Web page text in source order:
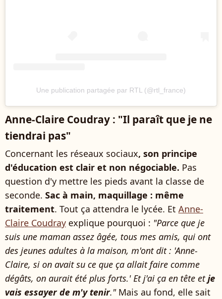
Une publication partagée par RTL (@rtl_france)
Anne-Claire Coudray : "Il paraît que je ne
tiendrai pas"
Concernant les réseaux sociaux, son principe
d'éducation est clair et non négociable. Pas
question d'y mettre les pieds avant la classe de
seconde. Sac à main, maquillage : même
traitement. Tout ça attendra le lycée. Et Anne-
Claire Coudray explique pourquoi : "Parce que je
suis une maman assez âgée, tous mes amis, qui ont
des jeunes adultes à la maison, m'ont dit : 'Anne-
Claire, si on avait su ce que ça allait faire comme
dégâts, on aurait été plus forts.' Et j'ai ça en tête etje
vais essayer de m'y tenir."Mais au fond, elle sait